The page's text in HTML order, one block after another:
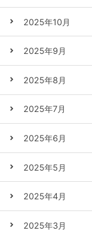
2025年10月
2025年9月
2025年8月
2025年7月
2025年6月
2025年5月
2025年4月
2025年3月